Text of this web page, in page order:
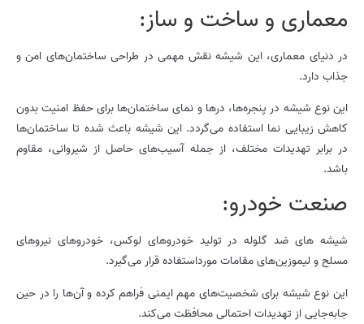
معماری و ساخت و ساز:
در دنیای معماری، این شیشه نقش مهمی در طراحی ساختمان‌های امن و
جذاب دارد.
این نوع شیشه در پنجره‌ها، درها و نمای ساختمان‌ها برای حفظ امنیت بدون
کاهش زیبایی نما استفاده می‌گردد. این شیشه باعث شده تا ساختمان‌ها
در برابر تهدیدات مختلف، از جمله آسیب‌های حاصل از شیروانی، مقاوم
باشد.
صنعت خودرو:
شیشه ­های ضد گلوله در تولید خودروهای لوکس، خودروهای نیروهای
مسلح و لیموزین‌های مقامات مورداستفاده قرار می‌گیرد.
این نوع شیشه برای شخصیت‌های مهم ایمنی فراهم کرده و آن‌ها را در حین
جابه‌جایی از تهدیدات احتمالی محافظت می‌کند.